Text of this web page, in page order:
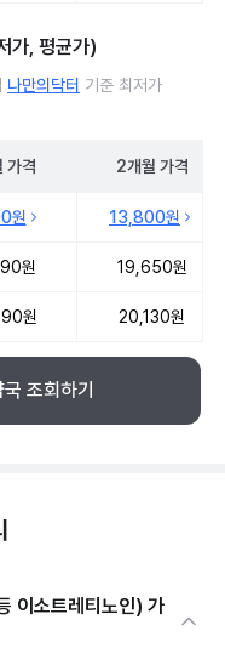
가, 평균가)
나만의닥터 기준 최저가
가격 2개월 가격
원 13,800원
원 19,650원
원 20,130원
조회하기
이소트레티노인) 가